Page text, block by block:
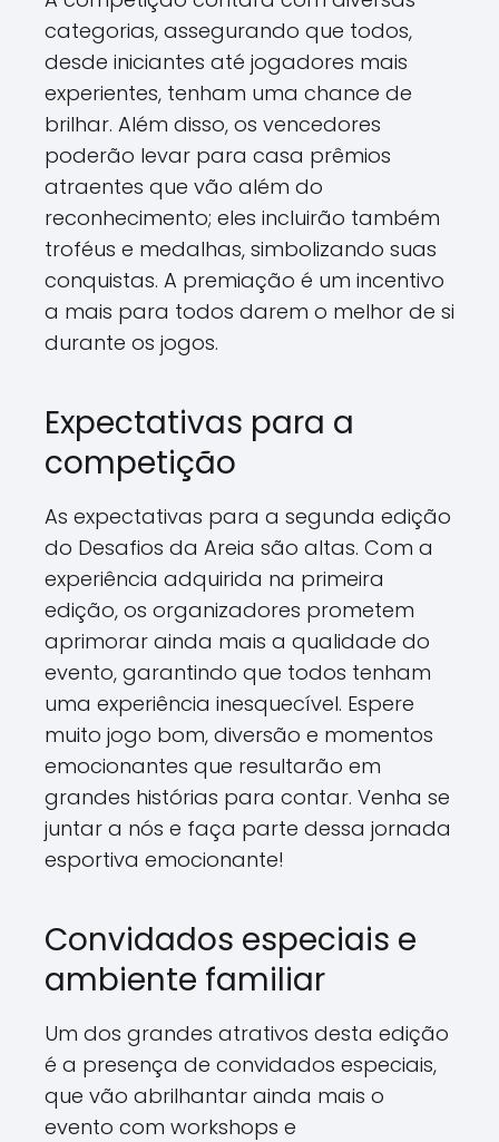
categorias, assegurando que todos,
desde iniciantes até jogadores mais
experientes, tenham uma chance de
brilhar. Além disso, os vencedores
poderão levar para casa prêmios
atraentes que vão além do
reconhecimento; eles incluirão também
troféus e medalhas, simbolizando suas
conquistas. A premiação é um incentivo
a mais para todos darem o melhor de si
durante os jogos.
Expectativas para a
competição
As expectativas para a segunda edição
do Desafios da Areia são altas. Com a
experiência adquirida na primeira
edição, os organizadores prometem
aprimorar ainda mais a qualidade do
evento, garantindo que todos tenham
uma experiência inesquecível. Espere
muito jogo bom, diversão e momentos
emocionantes que resultarão em
grandes histórias para contar. Venha se
juntar a nós e faça parte dessa jornada
esportiva emocionante!
Convidados especiais e
ambiente familiar
Um dos grandes atrativos desta edição
é a presença de convidados especiais,
que vão abrilhantar ainda mais o
evento com workshops e